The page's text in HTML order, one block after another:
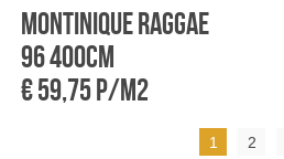
Montinique Raggae
96 400cm
€ 59,75 p/m2
1 2